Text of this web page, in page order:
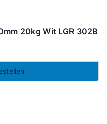
20kg Wit LGR 302B